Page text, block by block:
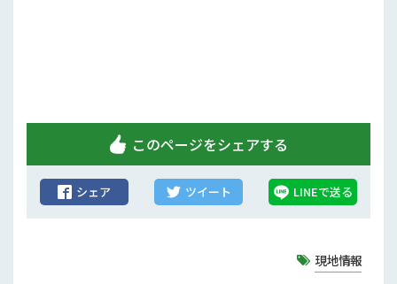
このページをシェアする
シェア ツイート LINEで送る
現地情報